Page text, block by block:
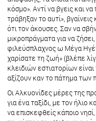
κόσμο». Αντί να βγεις και
τράβηξαν το αυτί»,
ότι τον άκουσες. Σαν να
μικροπράγματα για να
φιλεύσπλαχνος ω Μέγα
χαρίσατε τη ζωή» (βλέπε
κλειδιών εστιατορίων
αξίζουν καν το πάτημα των
Οι Αλκυονίδες μέρες της
για ένα ταξίδι, με τον ήλιο
να επισκεφθείς κάποιο